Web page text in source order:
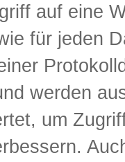
auf eine
für jeden
werden
um